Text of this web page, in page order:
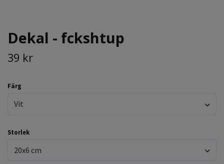
Dekal - fckshtup
39 kr
Färg
Vit
Storlek
20x6 cm